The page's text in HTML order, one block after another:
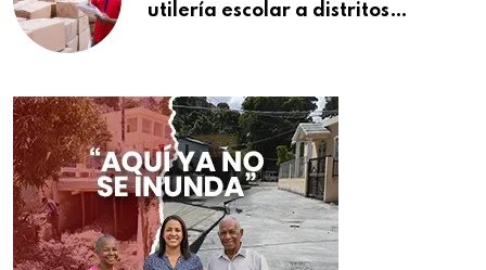
utilería escolar a distritos